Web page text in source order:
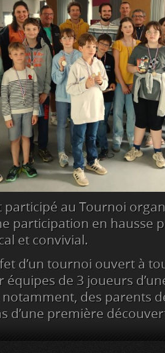
participé au Tournoi
participation en hausse
et convivial.
d’un tournoi ouvert à
équipes de 3 joueurs
notamment, des parents
d’une première